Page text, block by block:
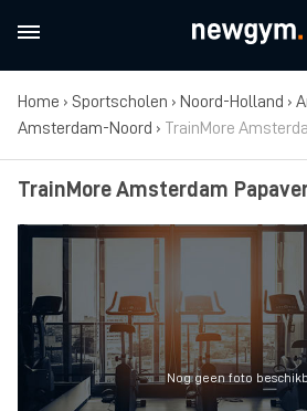
Home › Sportscholen › Noord-Holland ›
Amsterdam-Noord › TrainMore
TrainMore Amsterdam
Nog geen foto